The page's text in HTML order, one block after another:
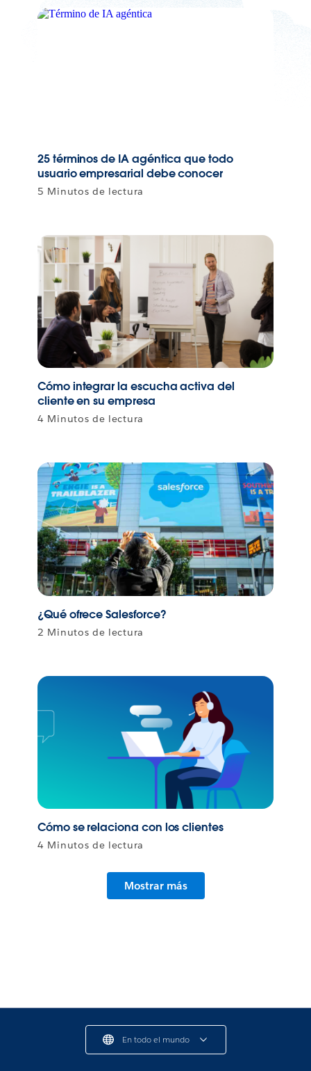
25 términos de IA agéntica que todo
usuario empresarial debe conocer
5 Minutos de lectura
Cómo integrar la escucha activa del
cliente en su empresa
4 Minutos de lectura
¿Qué ofrece Salesforce?
2 Minutos de lectura
Cómo se relaciona con los clientes
4 Minutos de lectura
Mostrar más
En todo el mundo